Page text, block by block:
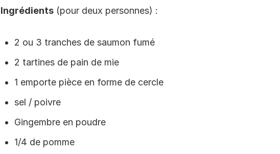
Ingrédients (pour deux personnes) :
2 ou 3 tranches de saumon fumé
2 tartines de pain de mie
1 emporte pièce en forme de cercle
sel / poivre
Gingembre en poudre
1/4 de pomme